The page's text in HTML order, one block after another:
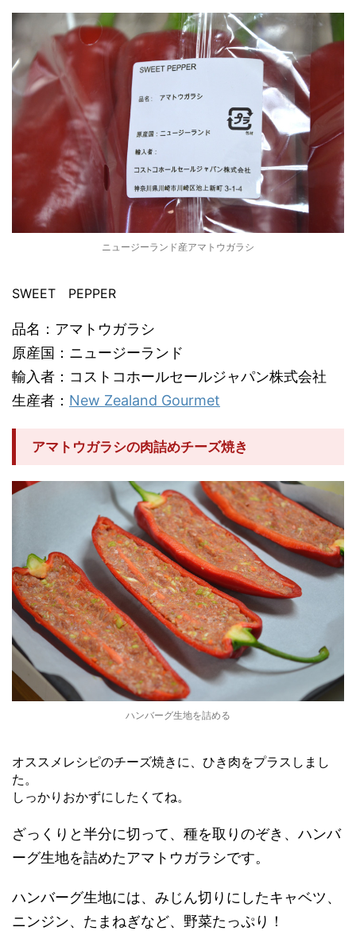
ニュージーランド産アマトウガラシ
SWEET PEPPER
品名：アマトウガラシ
原産国：ニュージーランド
輸入者：コストコホールセールジャパン株式会社
生産者： New Zealand Gourmet
アマトウガラシの肉詰めチーズ焼き
ハンバーグ生地を詰める
オススメレシピのチーズ焼きに、ひき肉をプラスしまし
た。
しっかりおかずにしたくてね。
ざっくりと半分に切って、種を取りのぞき、ハンバ
ーグ生地を詰めたアマトウガラシです。
ハンバーグ生地には、みじん切りにしたキャベツ、
ニンジン、たまねぎなど、野菜たっぷり！